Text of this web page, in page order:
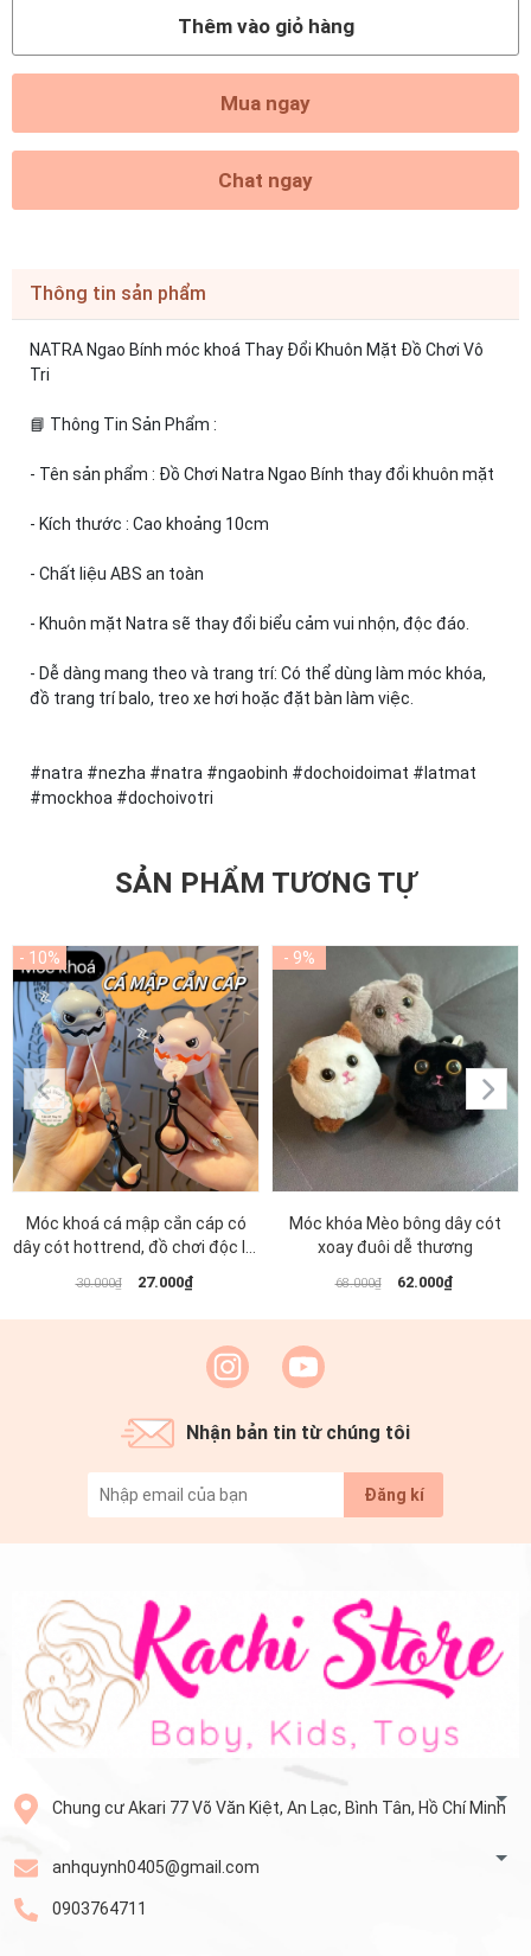
Thêm vào giỏ hàng
Mua ngay
Chat ngay
Thông tin sản phẩm
NATRA Ngao Bính móc khoá Thay Đổi Khuôn Mặt Đồ Chơi Vô
Tri
📘 Thông Tin Sản Phẩm :
- Tên sản phẩm : Đồ Chơi Natra Ngao Bính thay đổi khuôn mặt
- Kích thước : Cao khoảng 10cm
- Chất liệu ABS an toàn
- Khuôn mặt Natra sẽ thay đổi biểu cảm vui nhộn, độc đáo.
- Dễ dàng mang theo và trang trí: Có thể dùng làm móc khóa,
đồ trang trí balo, treo xe hơi hoặc đặt bàn làm việc.
#natra #nezha #natra #ngaobinh #dochoidoimat #latmat
#mockhoa #dochoivotri
SẢN PHẨM TƯƠNG TỰ
Móc khoá cá mập cắn cáp có
dây cót hottrend, đồ chơi độc lạ,
30.000₫ 27.000₫
Móc khóa Mèo bông dây cót
xoay đuôi dễ thương
68.000₫ 62.000₫
Nhận bản tin từ chúng tôi
Đăng kí
Chung cư Akari 77 Võ Văn Kiệt, An Lạc, Bình Tân, Hồ Chí Minh
anhquynh0405@gmail.com
0903764711